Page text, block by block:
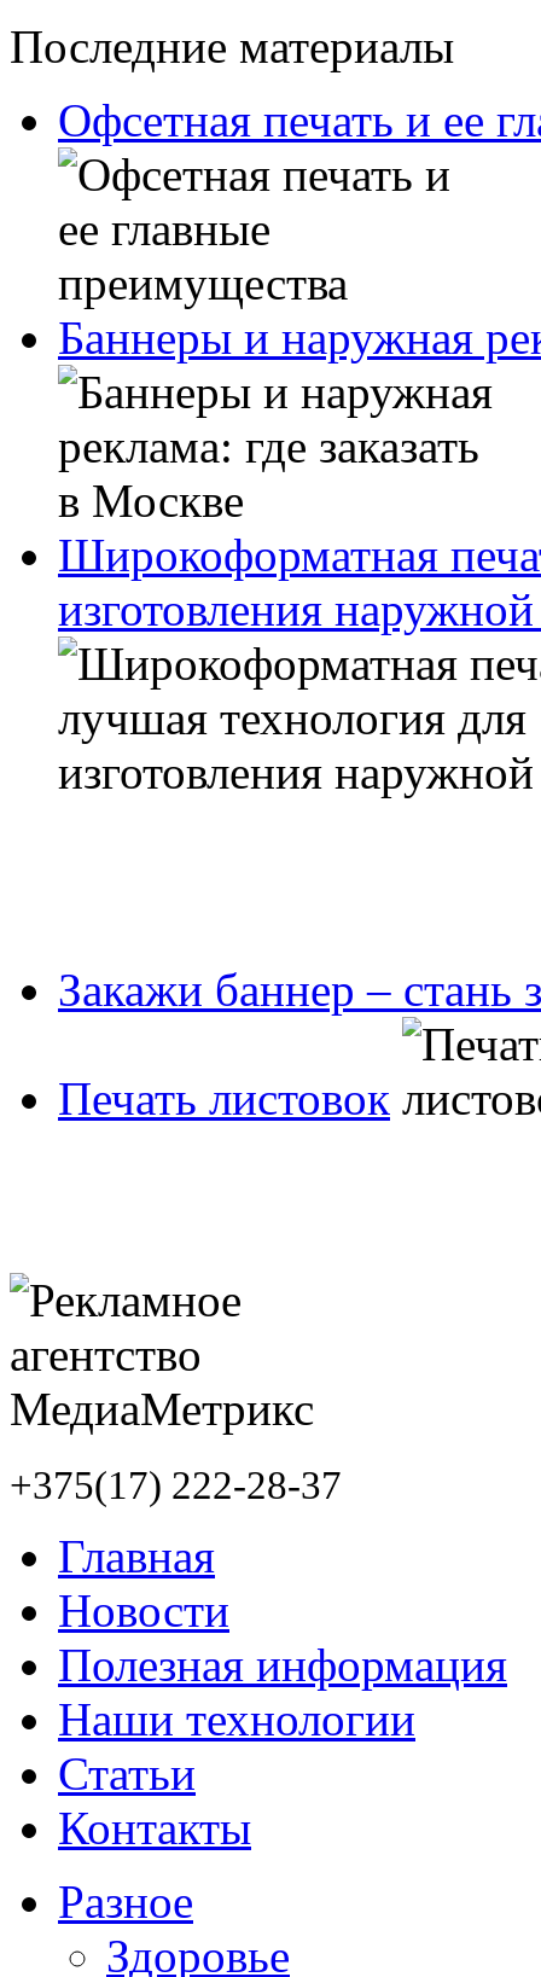
Последние материалы
Офсетная печать и ее
Баннеры и наружная
Широкоформатная
изготовления
Закажи баннер – стань
Печать листовок
+375(17) 222-28-37
Главная
Новости
Полезная информация
Наши технологии
Статьи
Контакты
Разное
Здоровье